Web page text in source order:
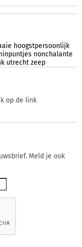
hoogstpersoonlijk
nonchalante
utrecht zeep
op de link
Meld je ook